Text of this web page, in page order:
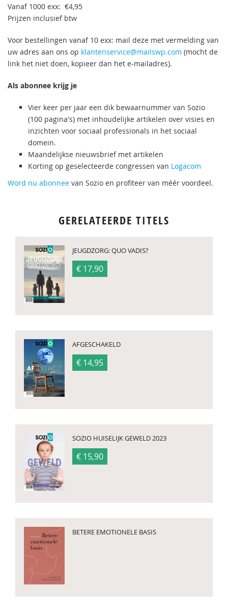
Vanaf 1000 exx: €4,95
Prijzen inclusief btw
Voor bestellingen vanaf 10 exx: mail deze met vermelding van
uw adres aan ons op klantenservice@mailswp.com (mocht de
link het niet doen, kopieer dan het e-mailadres).
Als abonnee krijg je
Vier keer per jaar een dik bewaarnummer van Sozio
(100 pagina's) met inhoudelijke artikelen over visies en
inzichten voor sociaal professionals in het sociaal
domein.
Maandelijkse nieuwsbrief met artikelen
Korting op geselecteerde congressen van Logacom
Word nu abonnee van Sozio en profiteer van méér voordeel.
GERELATEERDE TITELS
JEUGDZORG: QUO VADIS?
€ 17,90
AFGESCHAKELD
€ 14,95
SOZIO HUISELIJK GEWELD 2023
€ 15,90
BETERE EMOTIONELE BASIS